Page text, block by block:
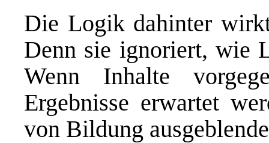
Die Logik dahinter
Denn sie ignoriert, wie
Wenn Inhalte
Ergebnisse erwartet
von Bildung